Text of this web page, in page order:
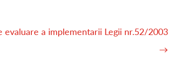
● FORMULARE TIPIZATE
evaluare a implementarii Legii nr.52/2003
→